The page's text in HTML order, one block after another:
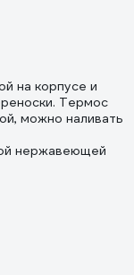
на корпусе и
Термос
можно наливать
нержавеющей